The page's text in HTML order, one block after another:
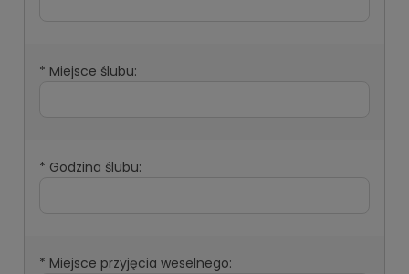
* Miejsce ślubu:
* Godzina ślubu:
* Miejsce przyjęcia weselnego: